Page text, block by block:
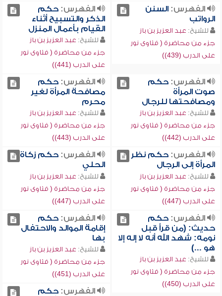
الفهرس:السنن
الرواتب
للشيخ: عبد العزيز بن باز
جزء من محاضرة ( فتاوى نور
على الدرب (439))
الفهرس:حكم
الذكر والتسبيح أثناء
القيام بأعمال المنزل
للشيخ: عبد العزيز بن باز
جزء من محاضرة ( فتاوى نور
على الدرب (441))
الفهرس:حكم
صوت المرأة
ومصافحتها للرجال
للشيخ: عبد العزيز بن باز
جزء من محاضرة ( فتاوى نور
على الدرب (442))
الفهرس:حكم
مصافحة المرأة لغير
محرم
للشيخ: عبد العزيز بن باز
جزء من محاضرة ( فتاوى نور
على الدرب (443))
الفهرس:حكم نظر
المرأة إلى الرجال
للشيخ: عبد العزيز بن باز
جزء من محاضرة ( فتاوى نور
على الدرب (447))
الفهرس:حكم زكاة
الحلي
للشيخ: عبد العزيز بن باز
جزء من محاضرة ( فتاوى نور
على الدرب (447))
الفهرس:حكم
حديث: (من قرأ قبل
نومه: شهد الله أنه لا إله إلا
هو ...)
للشيخ: عبد العزيز بن باز
جزء من محاضرة ( فتاوى نور
على الدرب (450))
الفهرس:حكم
إقامة الموالد والاحتفال
بها
للشيخ: عبد العزيز بن باز
جزء من محاضرة ( فتاوى نور
على الدرب (451))
الفهرس:حكم